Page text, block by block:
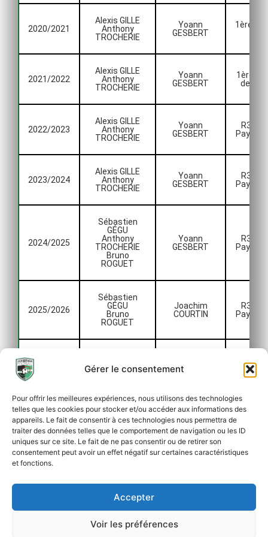
Gérer le consentement
Pour offrir les meilleures expériences, nous utilisons des technologies
telles que les cookies pour stocker et/ou accéder aux informations des
appareils. Le fait de consentir à ces technologies nous permettra de
traiter des données telles que le comportement de navigation ou les ID
uniques sur ce site. Le fait de ne pas consentir ou de retirer son
consentement peut avoir un effet négatif sur certaines caractéristiques
et fonctions.
Accepter
Voir les préférences
2020/2021
Alexis GILLE
Anthony
TROCHERIE
Yoann
GESBERT
1ère
2021/2022
Alexis GILLE
Anthony
TROCHERIE
Yoann
GESBERT
1ère
de
2022/2023
Alexis GILLE
Anthony
TROCHERIE
Yoann
GESBERT
R3
Pays
2023/2024
Alexis GILLE
Anthony
TROCHERIE
Yoann
GESBERT
R3
Pays
2024/2025
Sébastien
GÉGU
Anthony
TROCHERIE
Bruno
ROGUET
Yoann
GESBERT
R3
Pays
2025/2026
Sébastien
GÉGU
Bruno
ROGUET
Joachim
COURTIN
R3
Pays
2026/2027
QUINTON
Bruno
Karim
BAIMOUT
R3
Pays
Rechercher :